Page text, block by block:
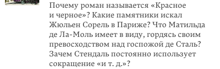
Почему роман называется «Красное
и черное»? Какие памятники искал
Жюльен Сорель в Париже? Что Матильда
де Ла-Моль имеет в виду, гордясь своим
превосходством над госпожой де Сталь?
Зачем Стендаль постоянно использует
сокращение «и т. д.»?